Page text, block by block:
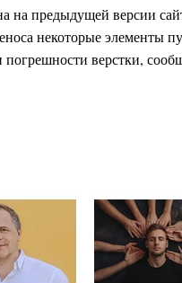
на предыдущей версии
некоторые элементы
верстки,